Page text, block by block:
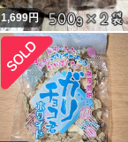
1,699円